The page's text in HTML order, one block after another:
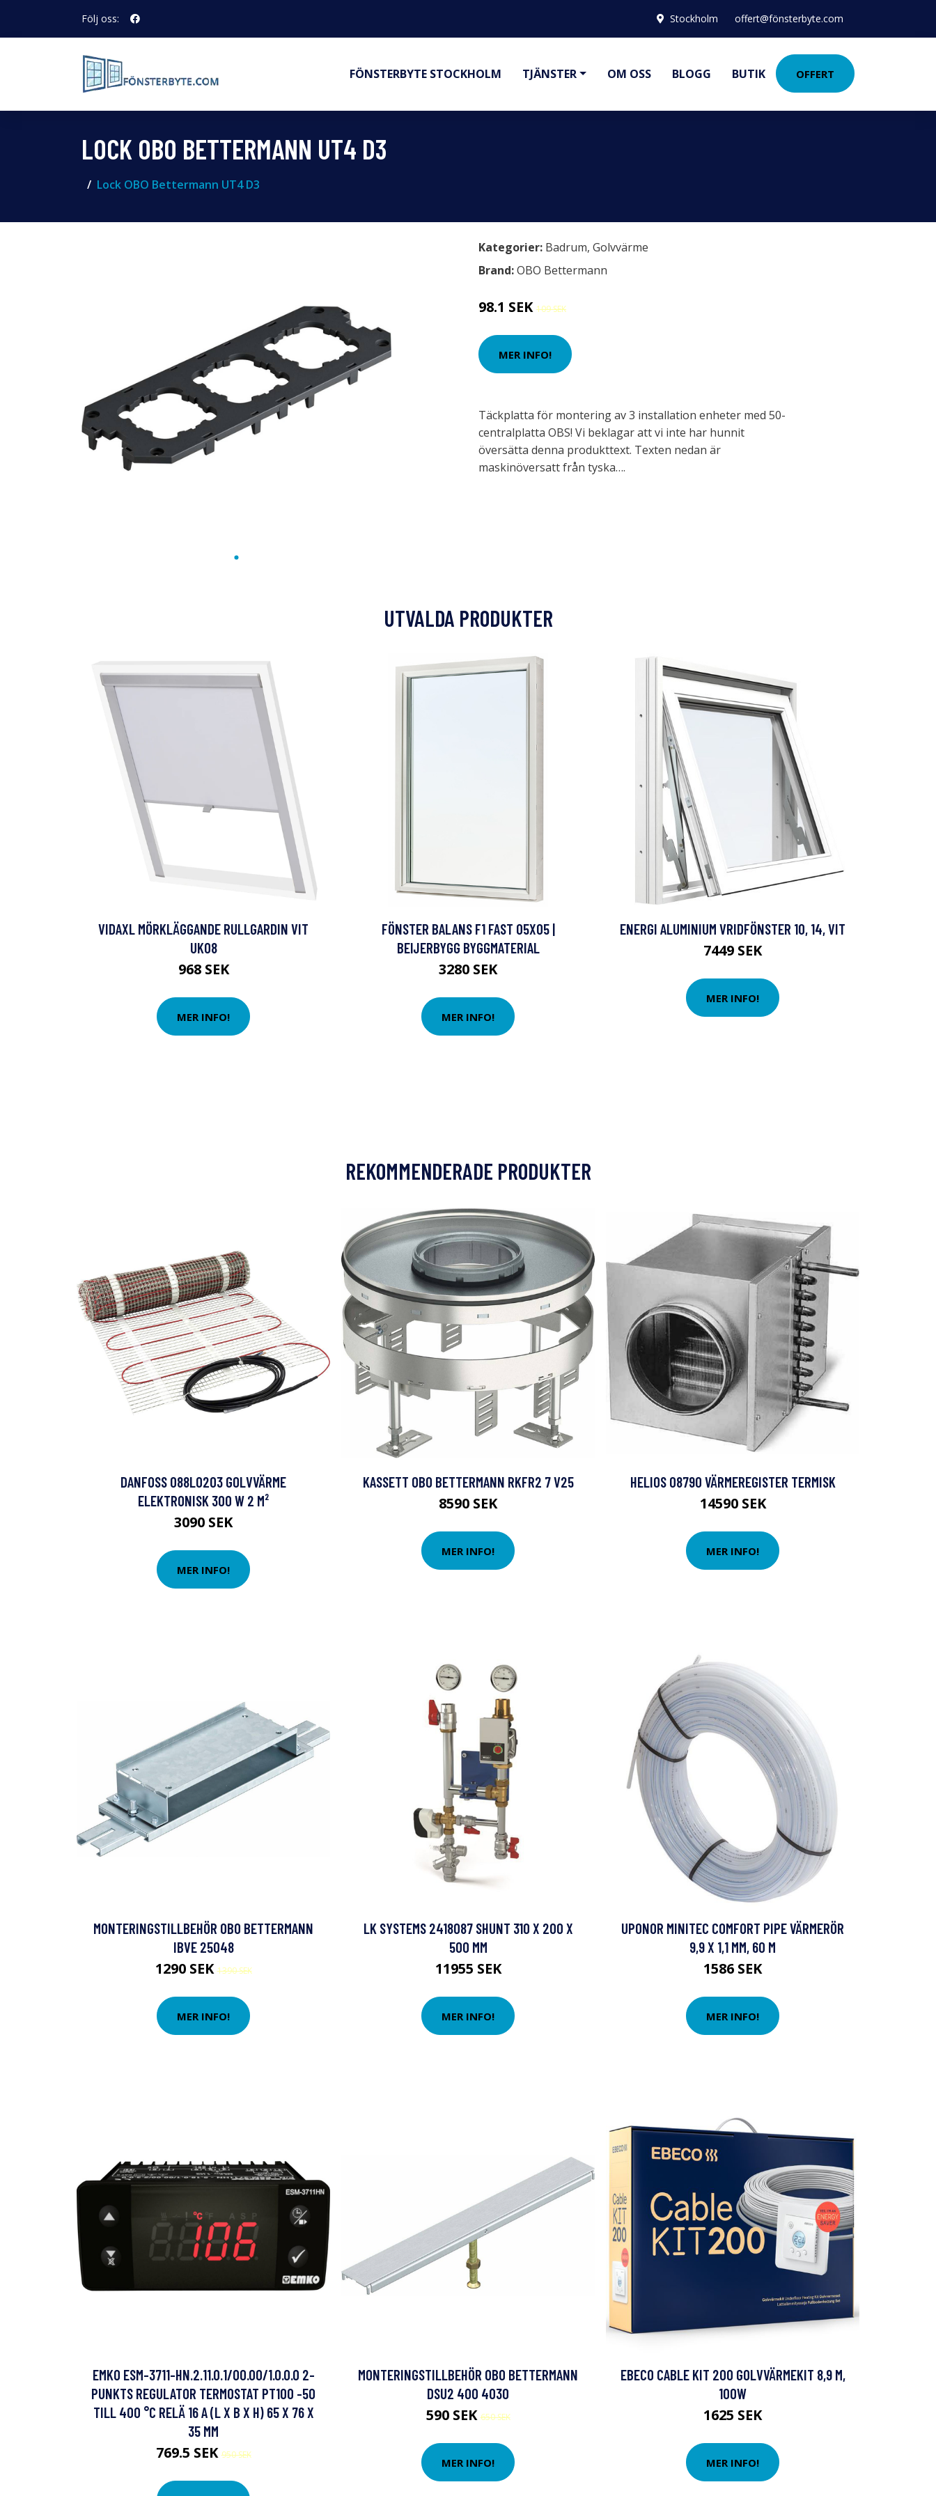
Följ oss: Stockholm offert@fönsterbyte.com
FÖNSTERBYTE STOCKHOLM TJÄNSTER OM OSS BLOGG BUTIK OFFERT
LOCK OBO BETTERMANN UT4 D3
Lock OBO Bettermann UT4 D3
Kategorier: Badrum, Golvvärme
Brand:OBO Bettermann
98.1 SEK 109 SEK
MER INFO!
Täckplatta för montering av 3 installation enheter med 50-
centralplatta OBS! Vi beklagar att vi inte har hunnit
översätta denna produkttext. Texten nedan är
maskinöversatt från tyska….
UTVALDA PRODUKTER
VIDAXL MÖRKLÄGGANDE RULLGARDIN VIT
UK08
968 SEK
MER INFO!
FÖNSTER BALANS F1 FAST 05X05 |
BEIJERBYGG BYGGMATERIAL
3280 SEK
MER INFO!
ENERGI ALUMINIUM VRIDFÖNSTER 10, 14, VIT
7449 SEK
MER INFO!
REKOMMENDERADE PRODUKTER
DANFOSS 088L0203 GOLVVÄRME
ELEKTRONISK 300 W 2 M²
3090 SEK
MER INFO!
KASSETT OBO BETTERMANN RKFR2 7 V25
8590 SEK
MER INFO!
HELIOS 08790 VÄRMEREGISTER TERMISK
14590 SEK
MER INFO!
MONTERINGSTILLBEHÖR OBO BETTERMANN
IBVE 25048
1290 SEK1390 SEK
MER INFO!
LK SYSTEMS 2418087 SHUNT 310 X 200 X
500 MM
11955 SEK
MER INFO!
UPONOR MINITEC COMFORT PIPE VÄRMERÖR
9,9 X 1,1 MM, 60 M
1586 SEK
MER INFO!
EMKO ESM-3711-HN.2.11.0.1/00.00/1.0.0.0 2-
PUNKTS REGULATOR TERMOSTAT PT100 -50
TILL 400 °C RELÄ 16 A (L X B X H) 65 X 76 X
35 MM
769.5 SEK950 SEK
MONTERINGSTILLBEHÖR OBO BETTERMANN
DSU2 400 4030
590 SEK650 SEK
MER INFO!
EBECO CABLE KIT 200 GOLVVÄRMEKIT 8,9 M,
100W
1625 SEK
MER INFO!